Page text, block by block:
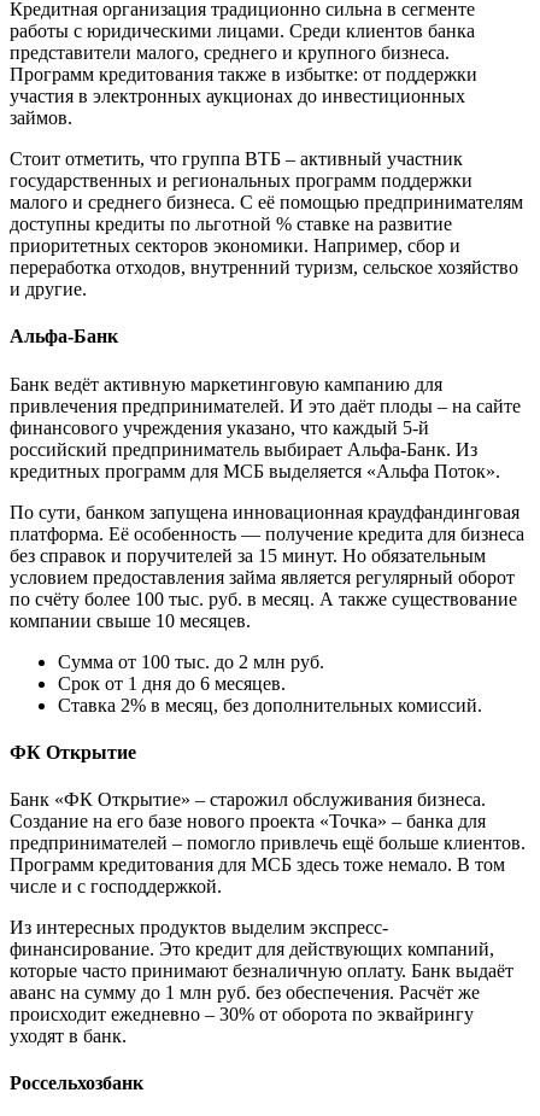
Кредитная организация традиционно сильна в сегменте
работы с юридическими лицами. Среди клиентов банка
представители малого, среднего и крупного бизнеса.
Программ кредитования также в избытке: от поддержки
участия в электронных аукционах до инвестиционных
займов.
Стоит отметить, что группа ВТБ – активный участник
государственных и региональных программ поддержки
малого и среднего бизнеса. С её помощью предпринимателям
доступны кредиты по льготной % ставке на развитие
приоритетных секторов экономики. Например, сбор и
переработка отходов, внутренний туризм, сельское хозяйство
и другие.
Альфа-Банк
Банк ведёт активную маркетинговую кампанию для
привлечения предпринимателей. И это даёт плоды – на сайте
финансового учреждения указано, что каждый 5-й
российский предприниматель выбирает Альфа-Банк. Из
кредитных программ для МСБ выделяется «Альфа Поток».
По сути, банком запущена инновационная краудфандинговая
платформа. Её особенность — получение кредита для бизнеса
без справок и поручителей за 15 минут. Но обязательным
условием предоставления займа является регулярный оборот
по счёту более 100 тыс. руб. в месяц. А также существование
компании свыше 10 месяцев.
Сумма от 100 тыс. до 2 млн руб.
Срок от 1 дня до 6 месяцев.
Ставка 2% в месяц, без дополнительных комиссий.
ФК Открытие
Банк «ФК Открытие» – старожил обслуживания бизнеса.
Создание на его базе нового проекта «Точка» – банка для
предпринимателей – помогло привлечь ещё больше клиентов.
Программ кредитования для МСБ здесь тоже немало. В том
числе и с господдержкой.
Из интересных продуктов выделим экспресс-
финансирование. Это кредит для действующих компаний,
которые часто принимают безналичную оплату. Банк выдаёт
аванс на сумму до 1 млн руб. без обеспечения. Расчёт же
происходит ежедневно – 30% от оборота по эквайрингу
уходят в банк.
Россельхозбанк